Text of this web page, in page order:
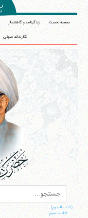
صفحه نخست زندگینامه و گاهشمار
نگارخانه صوتی
(کتاب الصوم)
کتاب الصوم